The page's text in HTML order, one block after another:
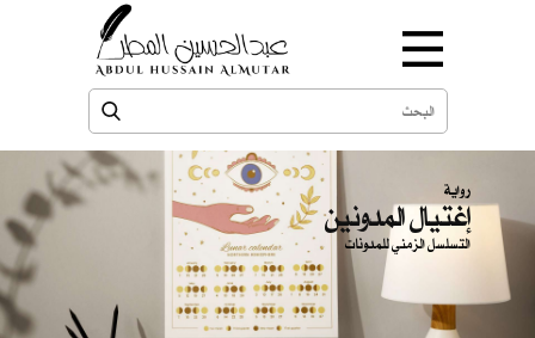
رواية
إغتيال المدونين
التسلسل الزمني للمدونات